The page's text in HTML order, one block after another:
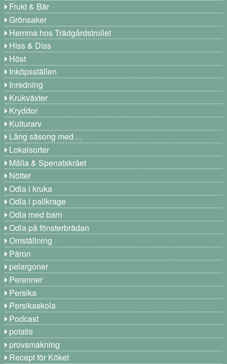
Frukt & Bär
Grönsaker
Hemma hos Trädgårdstrollet
Hiss & Diss
Höst
Inköpsställen
Inredning
Krukväxter
Kryddor
Kulturarv
Lång säsong med…
Lokalsorter
Målla & Spenatskrået
Nötter
Odla i kruka
Odla i pallkrage
Odla med barn
Odla på fönsterbrädan
Omställning
Päron
pelargoner
Perenner
Persika
Persikaskola
Podcast
potatis
provsmakning
Recept för Köket